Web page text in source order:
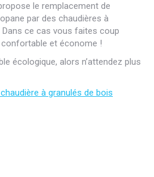
le remplacement de
par des chaudières à
Dans ce cas vous faites coup
et économe !
écologique, alors n’attendez plus
à granulés de bois